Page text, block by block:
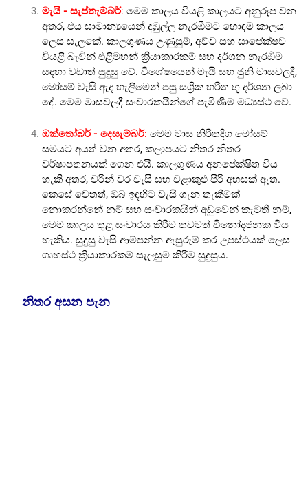
මැයි - සැප්තැම්බර්: මෙම කාලය වියළි කාලයට අනුරූප වන
අතර, එය සාමාන්‍යයෙන් දඹුල්ල නැරඹීමට හොඳම කාලය
ලෙස සැලකේ. කාලගුණය උණුසුම්, අව්ව සහ සාපේක්ෂව
වියළි බැවින් එළිමහන් ක්‍රියාකාරකම් සහ දර්ශන නැරඹීම
සඳහා වඩාත් සුදුසු වේ. විශේෂයෙන් මැයි සහ ජුනි මාසවලදී,
මෝසම් වැසි ඇද හැලීමෙන් පසු සශ්‍රීක හරිත භූ දර්ශන ලබා
දේ. මෙම මාසවලදී සංචාරකයින්ගේ පැමිණීම මධ්‍යස්ථ වේ.
ඔක්තෝබර් - දෙසැම්බර්: මෙම මාස නිරිතදිග මෝසම්
සමයට අයත් වන අතර, කලාපයට නිතර නිතර
වර්ෂාපතනයක් ගෙන එයි. කාලගුණය අනපේක්ෂිත විය
හැකි අතර, වරින් වර වැසි සහ වළාකුළු පිරි අහසක් ඇත.
කෙසේ වෙතත්, ඔබ ඉඳහිට වැසි ගැන තැකීමක්
නොකරන්නේ නම් සහ සංචාරකයින් අඩුවෙන් කැමති නම්,
මෙම කාලය තුළ සංචාරය කිරීම තවමත් විනෝදජනක විය
හැකිය. සුදුසු වැසි ආම්පන්න ඇසුරුම් කර උපස්ථයක් ලෙස
ගෘහස්ථ ක්‍රියාකාරකම් සැලසුම් කිරීම සුදුසුය.
නිතර අසන පැන